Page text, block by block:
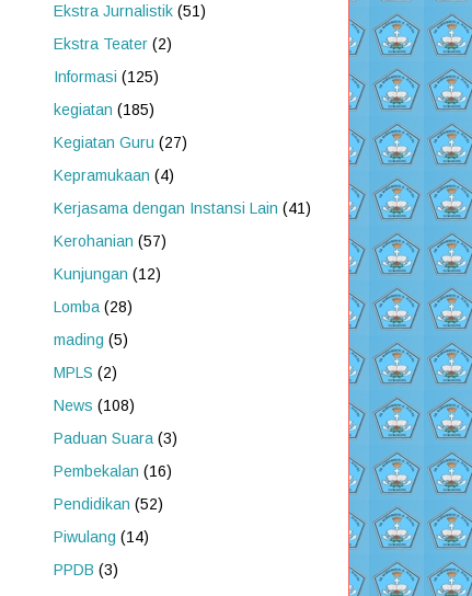
Ekstra Jurnalistik (51)
Ekstra Teater (2)
Informasi (125)
kegiatan (185)
Kegiatan Guru (27)
Kepramukaan (4)
Kerjasama dengan Instansi Lain (41)
Kerohanian (57)
Kunjungan (12)
Lomba (28)
mading (5)
MPLS (2)
News (108)
Paduan Suara (3)
Pembekalan (16)
Pendidikan (52)
Piwulang (14)
PPDB (3)